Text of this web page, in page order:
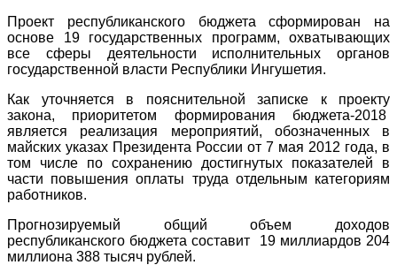
Проект республиканского бюджета сформирован на
основе 19 государственных программ, охватывающих
все сферы деятельности исполнительных органов
государственной власти Республики Ингушетия.
Как уточняется в пояснительной записке к проекту
закона, приоритетом формирования бюджета-2018
является реализация мероприятий, обозначенных в
майских указах Президента России от 7 мая 2012 года, в
том числе по сохранению достигнутых показателей в
части повышения оплаты труда отдельным категориям
работников.
Прогнозируемый общий объем доходов
республиканского бюджета составит 19 миллиардов 204
миллиона 388 тысяч рублей.